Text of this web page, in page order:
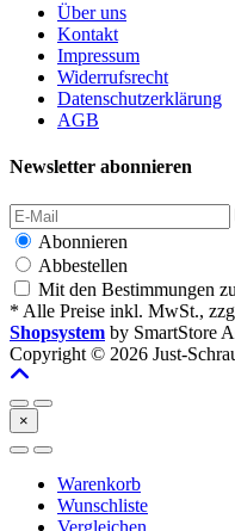
Über uns
Kontakt
Impressum
Widerrufsrecht
Datenschutzerklärung
AGB
Newsletter abonnieren
Abonnieren
Abbestellen
Mit den Bestimmungen
* Alle Preise inkl. MwSt.,
Shopsystem by SmartStore
Copyright © 2026 Just-
×
Warenkorb
Wunschliste
Vergleichen